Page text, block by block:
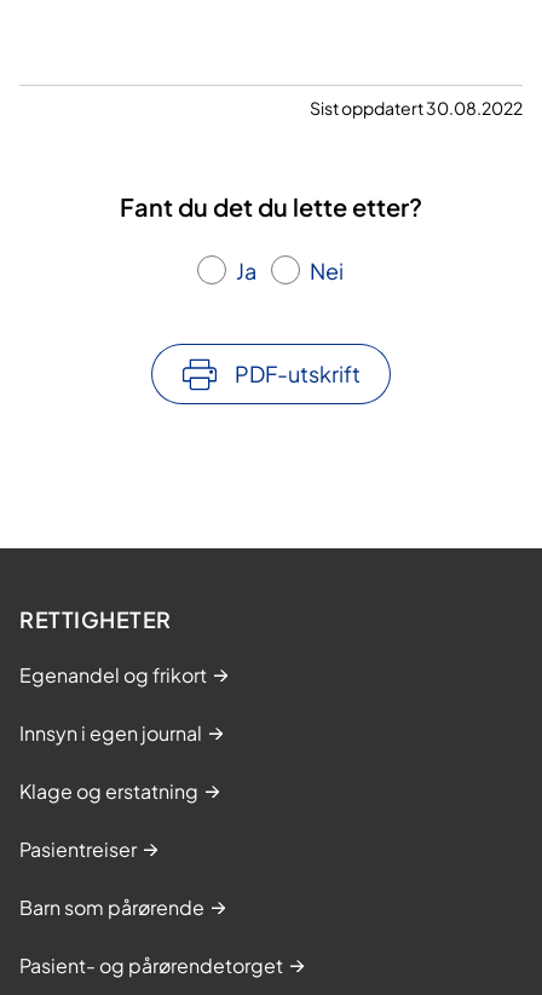
Sist oppdatert 30.08.2022
Fant du det du lette etter?
Ja Nei
PDF-utskrift
RETTIGHETER
Egenandel og frikort
Innsyn i egen journal
Klage og erstatning
Pasientreiser
Barn som pårørende
Pasient- og pårørendetorget